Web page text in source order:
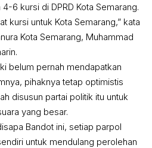
6 kursi di DPRD Kota Semarang.
kursi untuk Kota Semarang,” kata
Kota Semarang, Muhammad
belum pernah mendapatkan
pihaknya tetap optimistis
disusun partai politik itu untuk
yang besar.
Bandot ini, setiap parpol
untuk mendulang perolehan